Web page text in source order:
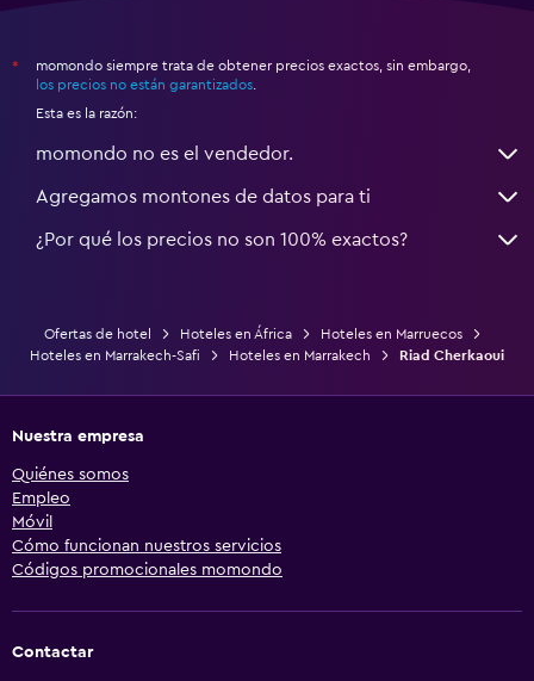
*
momondo siempre trata de obtener precios exactos, sin embargo,
los precios no están garantizados
Esta es la razón:
momondo no es el vendedor.
Agregamos montones de datos para ti
¿Por qué los precios no son 100% exactos?
Ofertas de hotel Hoteles en África
Hoteles en Marruecos
Hoteles en Marrakech-Safi
Hoteles en Marrakech Riad Cherkaoui
Nuestra empresa
Quiénes somos
Empleo
Móvil
Cómo funcionan nuestros servicios
Códigos promocionales momondo
Contactar